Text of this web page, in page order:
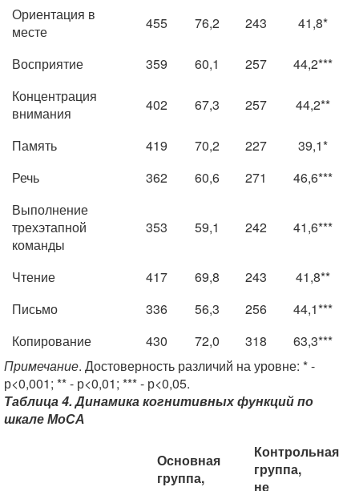
Ориентация в
месте
455 76,2 243 41,8*
Восприятие 359 60,1 257
44,2***
Концентрация
внимания
402 67,3 257 44,2**
Память 419 70,2 227
39,1*
Речь
362 60,6 271
46,6***
Выполнение
трехэтапной
команды
353 59,1 242 41,6***
Чтение 417 69,8 243
41,8**
Письмо
336 56,3 256
44,1***
Копирование
430 72,0 318
63,3***
Примечание. Достоверность различий на уровне: * -
р<0,001; ** - р<0,01; *** - р<0,05.
Таблица 4. Динамика когнитивных функций по
шкале МоСА
Основная
группа,
Контрольная
группа,
не